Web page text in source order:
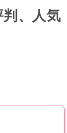
、人気